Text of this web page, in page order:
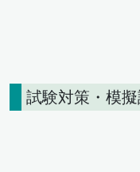
試験対策・模